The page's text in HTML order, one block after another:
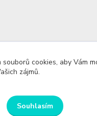
cookies, aby Vám
zájmů.
Souhlasím